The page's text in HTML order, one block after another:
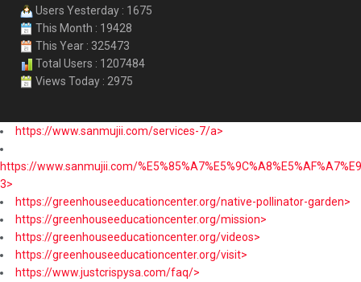
Users Yesterday : 1675
This Month : 19428
This Year : 325473
Total Users : 1207484
Views Today : 2975
https://www.sanmujii.com/services-7/a>
https://www.sanmujii.com/
3>
https://greenhouseeducationcenter.org/native-pollinator-garden>
https://greenhouseeducationcenter.org/mission>
https://greenhouseeducationcenter.org/videos>
https://greenhouseeducationcenter.org/visit>
https://www.justcrispysa.com/faq/>